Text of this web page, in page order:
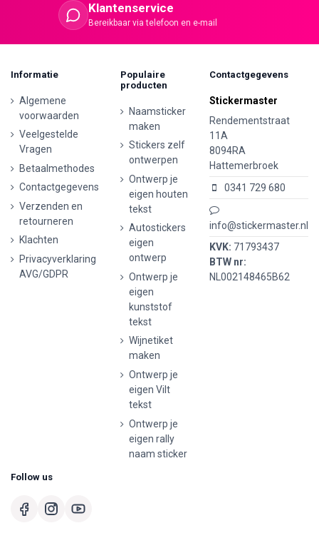
Klantenservice
Bereikbaar via telefoon en e-mail
Informatie
Algemene
voorwaarden
Veelgestelde
Vragen
Betaalmethodes
Contactgegevens
Verzenden en
retourneren
Klachten
Privacyverklaring
AVG/GDPR
Populaire
producten
Naamsticker
maken
Stickers zelf
ontwerpen
Ontwerp je
eigen houten
tekst
Autostickers
eigen
ontwerp
Ontwerp je
eigen
kunststof
tekst
Wijnetiket
maken
Ontwerp je
eigen Vilt
tekst
Ontwerp je
eigen rally
naam sticker
Contactgegevens
Stickermaster
Rendementstraat
11A
8094RA
Hattemerbroek
0341 729 680
info@stickermaster.nl
KVK: 71793437
BTW nr:
NL002148465B62
Follow us